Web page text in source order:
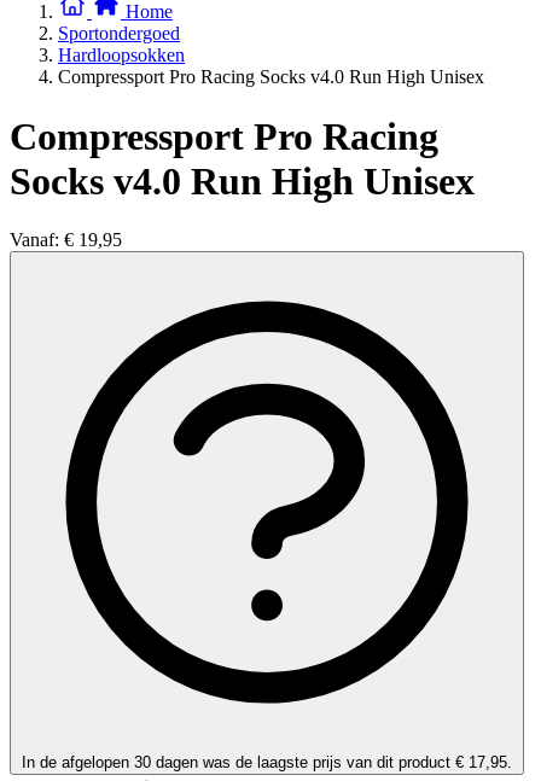
Home
Sportondergoed
Hardloopsokken
Compressport Pro Racing Socks v4.0 Run High Unisex
Compressport Pro Racing
Socks v4.0 Run High Unisex
Vanaf: € 19,95
In de afgelopen 30 dagen was de laagste prijs van dit product € 17,95.